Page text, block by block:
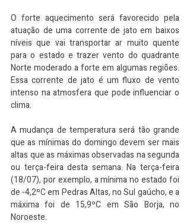
O forte aquecimento será favorecido pela
atuação de uma corrente de jato em baixos
níveis que vai transportar ar muito quente
para o estado e trazer vento do quadrante
Norte moderado a forte em algumas regiões.
Essa corrente de jato é um fluxo de vento
intenso na atmosfera que pode influenciar o
clima.
A mudança de temperatura será tão grande
que as mínimas do domingo devem ser mais
altas que as máximas observadas na segunda
ou terça-feira desta semana. Na terça-feira
(18/07), por exemplo, a mínima no estado foi
de -4,2ºC em Pedras Altas, no Sul gaúcho, e a
máxima foi de 15,9ºC em São Borja, no
Noroeste.